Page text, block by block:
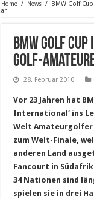
Home / News /
BMW Golf
an
BMW Golf
Golf-
28. Februar 2010
Vor 23 Jahren hat
International‘ ins
Welt Amateurgolfer
zum Welt-Finale,
anderen Land
Fancourt in
34 Nationen sind
spielen sie in drei